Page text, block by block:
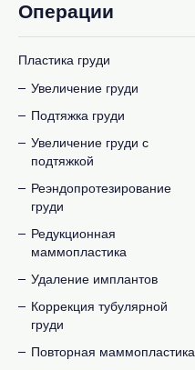
Операции
Пластика груди
Увеличение груди
Подтяжка груди
Увеличение груди с
подтяжкой
Реэндопротезирование
груди
Редукционная
маммопластика
Удаление имплантов
Коррекция тубулярной
груди
Повторная маммопластика